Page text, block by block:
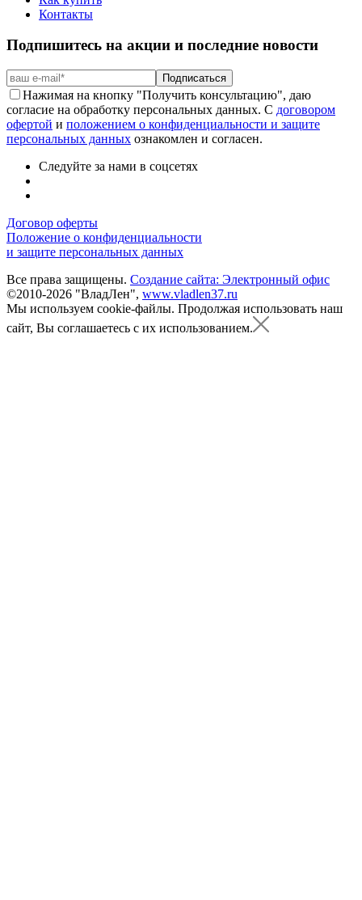
Контакты
Подпишитесь на акции и последние новости
Подписаться
Нажимая на кнопку "Получить консультацию", даю
согласие на обработку персональных данных. С договором
офертой и положением о конфиденциальности и защите
персональных данных ознакомлен и согласен.
Следуйте за нами в соцсетях
Договор оферты
Положение о конфиденциальности
и защите персональных данных
Все права защищены. Создание сайта: Электронный офис
©2010-2026 "ВладЛен", www.vladlen37.ru
Мы используем cookie-файлы. Продолжая использовать наш
сайт, Вы соглашаетесь с их использованием.